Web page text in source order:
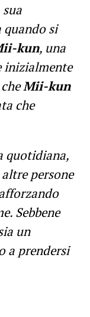
quando si
kun, una
inizialmente
Mii-kun
che
quotidiana,
persone
Sebbene
un
a prendersi